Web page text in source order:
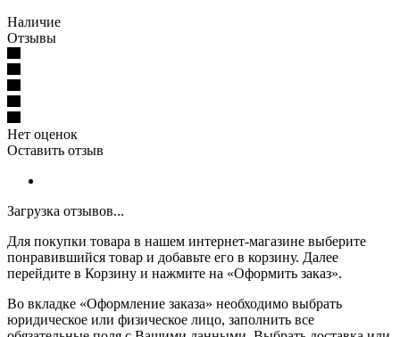
Наличие
Отзывы
Нет оценок
Оставить отзыв
Загрузка отзывов...
Для покупки товара в нашем интернет-магазине выберите
понравившийся товар и добавьте его в корзину. Далее
перейдите в Корзину и нажмите на «Оформить заказ».
Во вкладке «Оформление заказа» необходимо выбрать
юридическое или физическое лицо, заполнить все